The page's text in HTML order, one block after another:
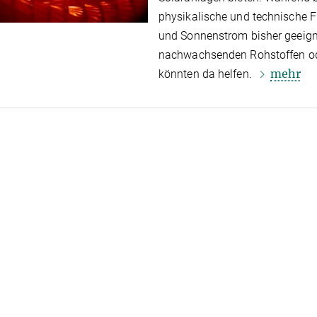
physikalische und technische
und Sonnenstrom bisher
nachwachsenden Rohstoffen
könnten da helfen.
mehr